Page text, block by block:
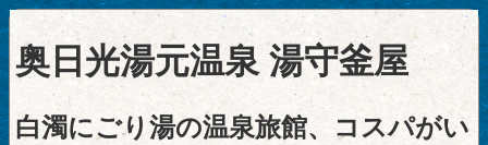
奥日光湯元温泉 湯守釜屋
白濁にごり湯の温泉旅館、コスパがい